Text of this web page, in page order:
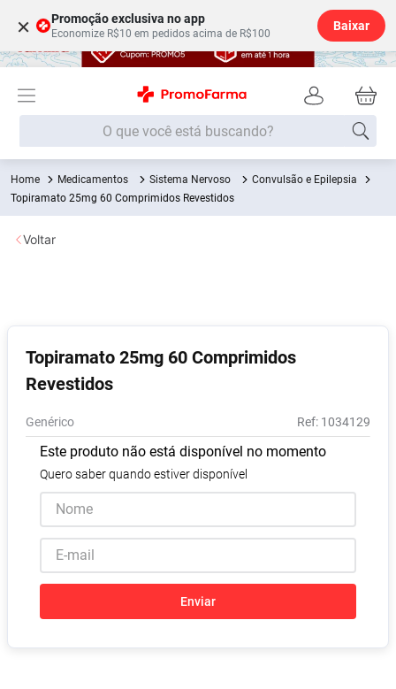
× Promoção exclusiva no app
Economize R$10 em pedidos acima de R$100
Baixar
O que você está buscando?
Medicamentos Sistema Nervoso
Convulsão e Epilepsia
Topiramato 25mg 60 Comprimidos Revestidos
Topiramato 25mg 60 Comprimidos
Revestidos
Genérico : 1034129
Este produto não está disponível no momento
Quero saber quando estiver disponível
Enviar
Voltar
Termos mais buscados
1º Fralda
2
6º Desodorante
7º Shampoo
8º
9º Pampers Confort Sec
10º Lavitan